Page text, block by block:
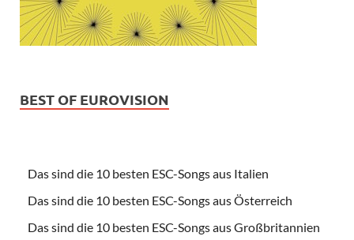
BEST OF EUROVISION
Das sind die 10 besten ESC-Songs aus Italien
Das sind die 10 besten ESC-Songs aus Österreich
Das sind die 10 besten ESC-Songs aus Großbritannien